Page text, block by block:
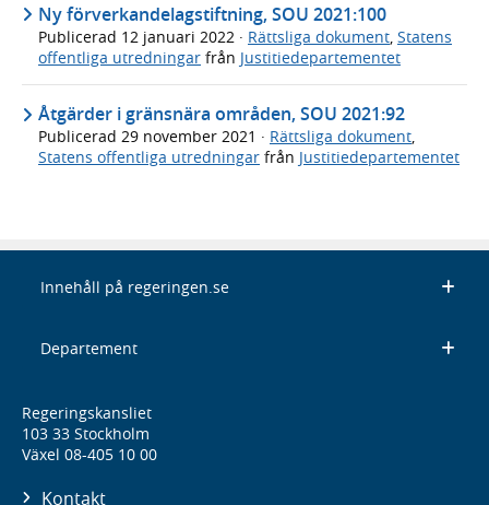
Ny förverkandelagstiftning, SOU 2021:100
Publicerad 12 januari 2022 · Rättsliga dokument Statens
offentliga utredningar från Justitiedepartementet
Åtgärder i gränsnära områden, SOU 2021:92
Publicerad 29 november 2021 · Rättsliga dokument,
Statens offentliga utredningar från Justitiedepartementet
Innehåll på regeringen.se
Departement
Regeringskansliet
103 33 Stockholm
Växel 08-405 10 00
Kontakt